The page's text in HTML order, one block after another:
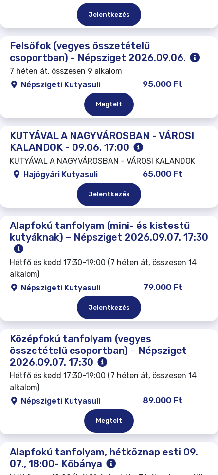
Jelentkezés
Felsőfok (vegyes összetételű
csoportban) - Népsziget 2026.09.06.
7 héten át, összesen 9 alkalom
Népszigeti Kutyasuli
95.000 Ft
Megtelt
KUTYÁVAL A NAGYVÁROSBAN - VÁROSI
KALANDOK - 09.06. 17:00
KUTYÁVAL A NAGYVÁROSBAN - VÁROSI KALANDOK
Hajógyári Kutyasuli
65.000 Ft
Jelentkezés
Alapfokú tanfolyam (mini- és kistestű
kutyáknak) – Népsziget 2026.09.07. 17:30
Hétfő és kedd 17:30-19:00 (7 héten át, összesen 14
alkalom)
Népszigeti Kutyasuli
79.000 Ft
Jelentkezés
Középfokú tanfolyam (vegyes
összetételű csoportban) – Népsziget
2026.09.07. 17:30
Hétfő és kedd 17:30-19:00 (7 héten át, összesen 14
alkalom)
Népszigeti Kutyasuli
89.000 Ft
Megtelt
Alapfokú tanfolyam, hétköznap esti 09.
07., 18:00- Kőbánya